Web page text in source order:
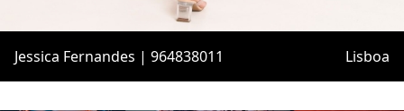
Jessica Fernandes | 964838011 Lisboa